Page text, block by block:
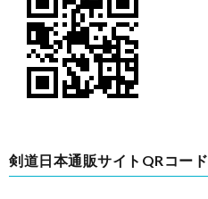
剣道日本通販サイトQRコード